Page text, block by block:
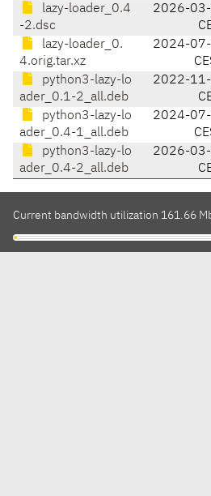
lazy-loader_0.4
-2.dsc
2026-
lazy-loader_0.
4.orig.tar.xz
2024-
python3-lazy-lo
ader_0.1-2_all.deb
2022-
python3-lazy-lo
ader_0.4-1_all.deb
2024-
python3-lazy-lo
ader_0.4-2_all.deb
2026-
Current bandwidth utilization 161.66